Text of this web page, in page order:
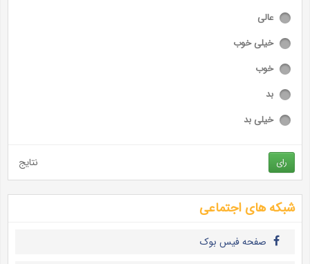
عالی
خیلی خوب
خوب
بد
خیلی بد
رای نتایج
شبکه های اجتماعی
صفحه فیس بوک